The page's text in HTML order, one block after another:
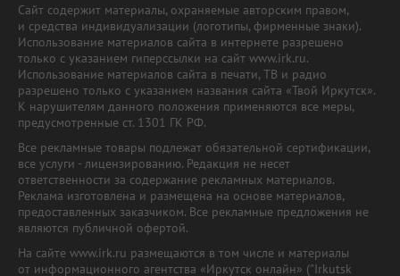
Сайт содержит материалы, охраняемые авторским правом,
и средства индивидуализации (логотипы, фирменные знаки).
Использование материалов сайта в интернете разрешено
только с указанием гиперссылки на сайт www.irk.ru.
Использование материалов сайта в печати, ТВ и радио
разрешено только с указанием названия сайта «Твой Иркутск».
К нарушителям данного положения применяются все меры,
предусмотренные ст. 1301 ГК РФ.
Все рекламные товары подлежат обязательной сертификации,
все услуги - лицензированию. Редакция не несет
ответственности за содержание рекламных материалов.
Реклама изготовлена и размещена на основе материалов,
предоставленных заказчиком. Все рекламные предложения не
являются публичной офертой.
На сайте www.irk.ru размещаются в том числе и материалы
от информационного агентства «Иркутск онлайн» ("Irkutsk